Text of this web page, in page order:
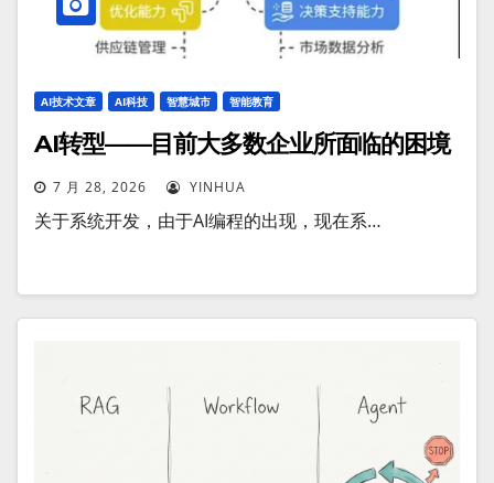
AI技术文章 AI科技 智慧城市 智能教育
AI转型——目前大多数企业所面临的困境
7 月 28, 2026 YINHUA
关于系统开发，由于AI编程的出现，现在系…